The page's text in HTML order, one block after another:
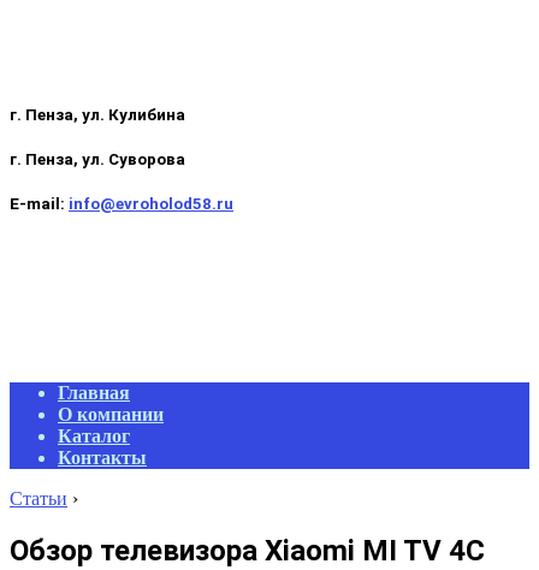
г. Пенза, ул. Кулибина
г. Пенза, ул. Суворова
E-mail: info@evroholod58.ru
Primary
Navigation
Menu
Главная
О компании
Каталог
Контакты
Статьи ›
Обзор телевизора Xiaomi MI TV 4C